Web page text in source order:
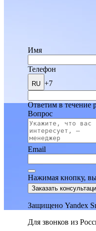
Имя
Телефон
RU +7
Ответим в течение
Вопрос
Email
Нажимая кнопку, вы
Заказать
Защищено Yandex
Для звонков из